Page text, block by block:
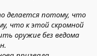
делается потому, что
что к этой скромной
оружие без ведома